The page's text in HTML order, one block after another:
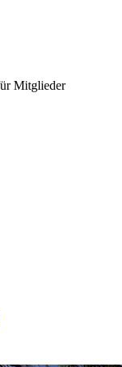
Mitglieder